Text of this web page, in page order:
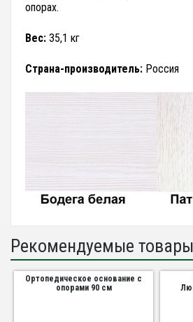
опорах.
Вес: 35,1 кг
Страна-производитель: Россия
Рекомендуемые товары
Ортопедическое основание с
опорами 90 см